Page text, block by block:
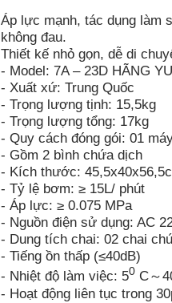
Áp lực mạnh, tác dụng làm
không đau.
Thiết kế nhỏ gọn, dễ di
- Model: 7A – 23D HÃNG
- Xuất xứ: Trung Quốc
- Trọng lượng tịnh: 15,5kg
- Trọng lượng tổng: 17kg
- Quy cách đóng gói: 01
- Gồm 2 bình chứa dịch
- Kích thước:
- Tỷ lệ bơm: ≥ 15L/ phút
- Áp lực: ≥ 0.075 MPa
- Nguồn điện sử dụng: AC
- Dung tích chai: 02 chai
- Tiếng ồn thấp (≤40dB)
- Nhiệt độ làm việc: 50 C～
- Hoạt động liên tục trong